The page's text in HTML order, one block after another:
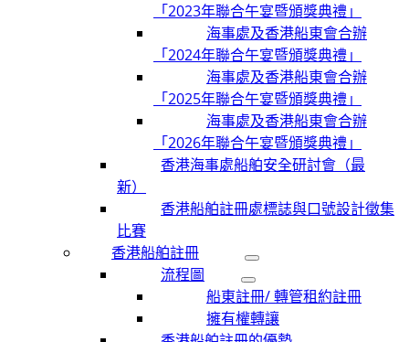
「2023年聯合午宴暨頒獎典禮」
海事處及香港船東會合辦
「2024年聯合午宴暨頒獎典禮」
海事處及香港船東會合辦
「2025年聯合午宴暨頒獎典禮」
海事處及香港船東會合辦
「2026年聯合午宴暨頒獎典禮」
香港海事處船舶安全研討會（最
新）
香港船舶註冊處標誌與口號設計徵集
比賽
香港船舶註冊
流程圖
船東註冊/ 轉管租約註冊
擁有權轉讓